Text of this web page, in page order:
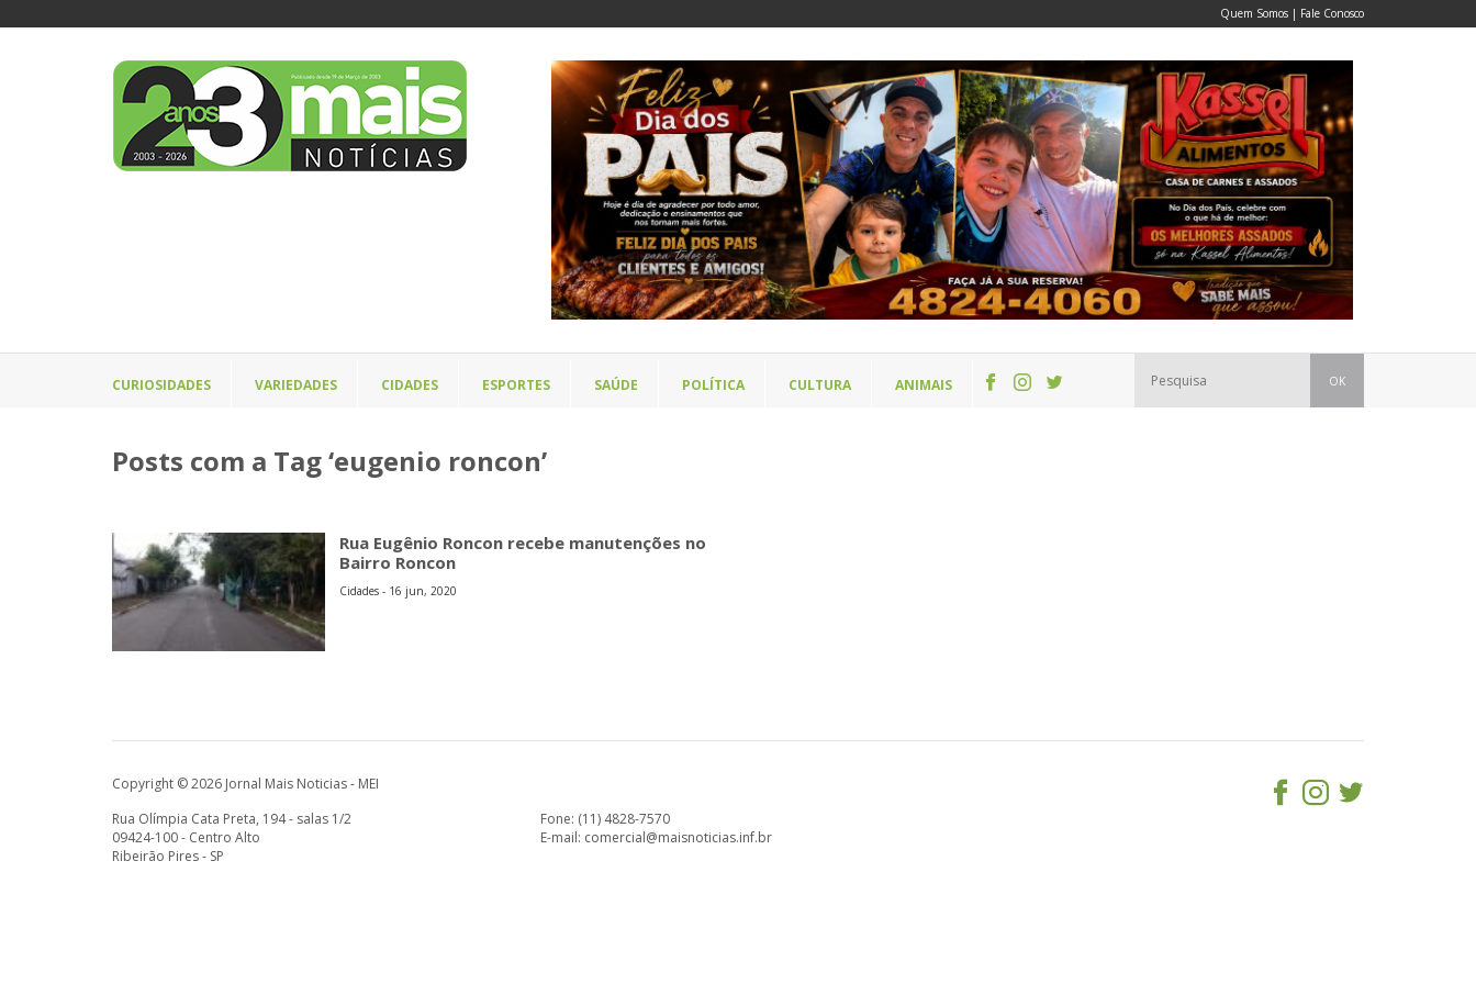
Quem Somos | Fale Conosco
CURIOSIDADES VARIEDADES CIDADES ESPORTES SAÚDE POLÍTICA CULTURA ANIMAIS OK
Posts com a Tag ‘eugenio roncon’
Rua Eugênio Roncon recebe manutenções no
Bairro Roncon
Cidades - 16 jun, 2020
Copyright © 2026 Jornal Mais Noticias - MEI
Rua Olímpia Cata Preta, 194 - salas 1/2
09424-100 - Centro Alto
Ribeirão Pires - SP
Fone: (11) 4828-7570
E-mail: comercial@maisnoticias.inf.br